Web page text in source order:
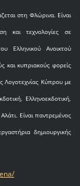
στη Φλώρινα. Είναι
και τεχνολογίες σε
Ελληνικού Ανοικτού
και κυπριακούς φορείς
Λογοτεχνίας Κύπρου με
Ελληνοεκδοτική,
Είναι παντρεμένος
δημιουργικής